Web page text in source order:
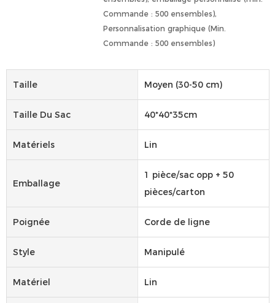
Commande : 500 ensembles),
Personnalisation graphique (Min.
Commande : 500 ensembles)
Taille Moyen (30-50 cm)
Taille Du Sac 40*40*35cm
Matériels Lin
Emballage
1 pièce/sac opp + 50
pièces/carton
Poignée Corde de ligne
Style Manipulé
Matériel Lin